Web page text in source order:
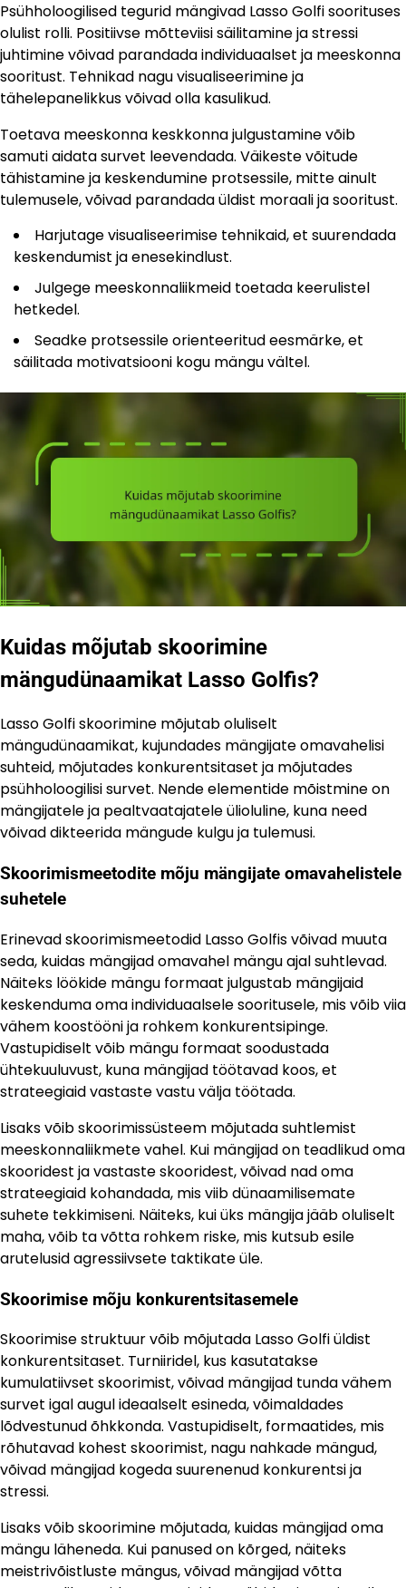
Psühholoogilised tegurid mängivad Lasso Golfi soorituses
olulist rolli. Positiivse mõtteviisi säilitamine ja stressi
juhtimine võivad parandada individuaalset ja meeskonna
sooritust. Tehnikad nagu visualiseerimine ja
tähelepanelikkus võivad olla kasulikud.
Toetava meeskonna keskkonna julgustamine võib
samuti aidata survet leevendada. Väikeste võitude
tähistamine ja keskendumine protsessile, mitte ainult
tulemusele, võivad parandada üldist moraali ja sooritust.
Harjutage visualiseerimise tehnikaid, et suurendada
keskendumist ja enesekindlust.
Julgege meeskonnaliikmeid toetada keerulistel
hetkedel.
Seadke protsessile orienteeritud eesmärke, et
säilitada motivatsiooni kogu mängu vältel.
Kuidas mõjutab skoorimine
mängudünaamikat Lasso Golfis?
Lasso Golfi skoorimine mõjutab oluliselt
mängudünaamikat, kujundades mängijate omavahelisi
suhteid, mõjutades konkurentsitaset ja mõjutades
psühholoogilisi survet. Nende elementide mõistmine on
mängijatele ja pealtvaatajatele ülioluline, kuna need
võivad dikteerida mängude kulgu ja tulemusi.
Skoorimismeetodite mõju mängijate omavahelistele
suhetele
Erinevad skoorimismeetodid Lasso Golfis võivad muuta
seda, kuidas mängijad omavahel mängu ajal suhtlevad.
Näiteks löökide mängu formaat julgustab mängijaid
keskenduma oma individuaalsele sooritusele, mis võib viia
vähem koostööni ja rohkem konkurentsipinge.
Vastupidiselt võib mängu formaat soodustada
ühtekuuluvust, kuna mängijad töötavad koos, et
strateegiaid vastaste vastu välja töötada.
Lisaks võib skoorimissüsteem mõjutada suhtlemist
meeskonnaliikmete vahel. Kui mängijad on teadlikud oma
skooridest ja vastaste skooridest, võivad nad oma
strateegiaid kohandada, mis viib dünaamilisemate
suhete tekkimiseni. Näiteks, kui üks mängija jääb oluliselt
maha, võib ta võtta rohkem riske, mis kutsub esile
arutelusid agressiivsete taktikate üle.
Skoorimise mõju konkurentsitasemele
Skoorimise struktuur võib mõjutada Lasso Golfi üldist
konkurentsitaset. Turniiridel, kus kasutatakse
kumulatiivset skoorimist, võivad mängijad tunda vähem
survet igal augul ideaalselt esineda, võimaldades
lõdvestunud õhkkonda. Vastupidiselt, formaatides, mis
rõhutavad kohest skoorimist, nagu nahkade mängud,
võivad mängijad kogeda suurenenud konkurentsi ja
stressi.
Lisaks võib skoorimine mõjutada, kuidas mängijad oma
mängu läheneda. Kui panused on kõrged, näiteks
meistrivõistluste mängus, võivad mängijad võtta